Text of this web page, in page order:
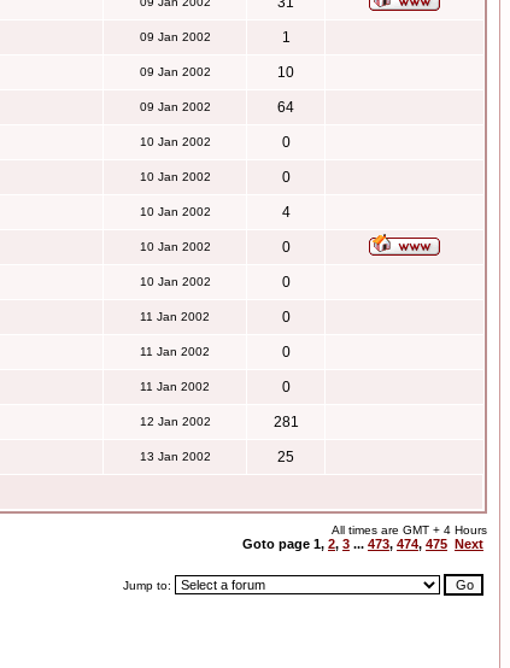
09 Jan 2002 1
09 Jan 2002 10
09 Jan 2002 64
10 Jan 2002 0
10 Jan 2002 0
10 Jan 2002 4
10 Jan 2002 0
10 Jan 2002 0
11 Jan 2002 0
11 Jan 2002 0
11 Jan 2002 0
12 Jan 2002 281
13 Jan 2002 25
All times are GMT + 4 Hours
Goto page 1, 2, 3 ... 473, 474, 475 Next
Jump to: